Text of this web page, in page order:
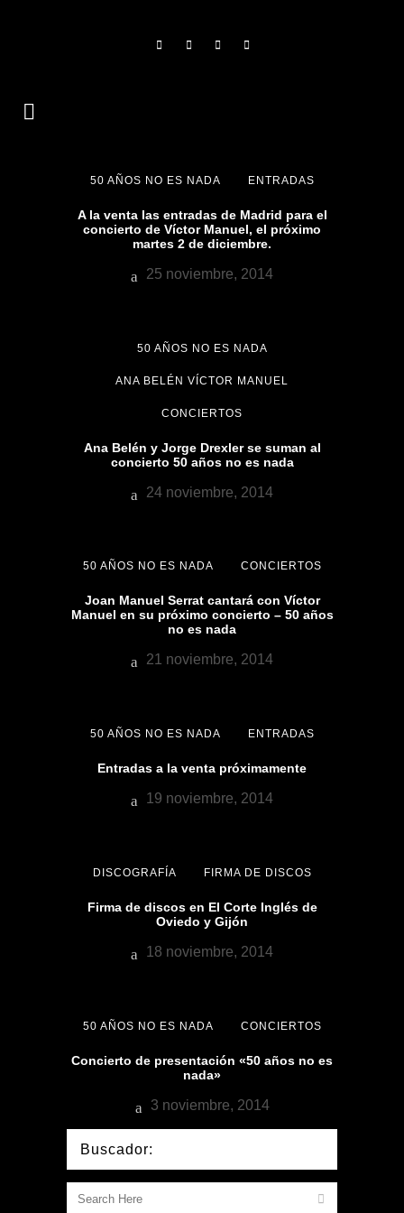
50 AÑOS NO ES NADA ENTRADAS
A la venta las entradas de Madrid para el
concierto de Víctor Manuel, el próximo
martes 2 de diciembre.
25 noviembre, 2014
50 AÑOS NO ES NADA
ANA BELÉN VÍCTOR MANUEL
CONCIERTOS
Ana Belén y Jorge Drexler se suman al
concierto 50 años no es nada
24 noviembre, 2014
50 AÑOS NO ES NADA CONCIERTOS
Joan Manuel Serrat cantará con Víctor
Manuel en su próximo concierto – 50 años
no es nada
21 noviembre, 2014
50 AÑOS NO ES NADA ENTRADAS
Entradas a la venta próximamente
19 noviembre, 2014
DISCOGRAFÍA FIRMA DE DISCOS
Firma de discos en El Corte Inglés de
Oviedo y Gijón
18 noviembre, 2014
50 AÑOS NO ES NADA CONCIERTOS
Concierto de presentación «50 años no es
nada»
3 noviembre, 2014
Buscador: